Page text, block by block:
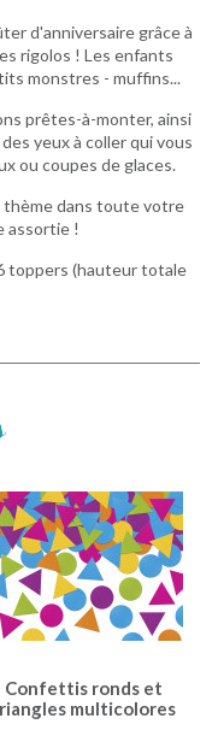
d'anniversaire grâce à
rigolos ! Les enfants
monstres - muffins...
prêtes-à-monter, ainsi
yeux à coller qui vous
ou coupes de glaces.
thème dans toute votre
assortie !
toppers (hauteur totale
Confettis ronds et
multicolores